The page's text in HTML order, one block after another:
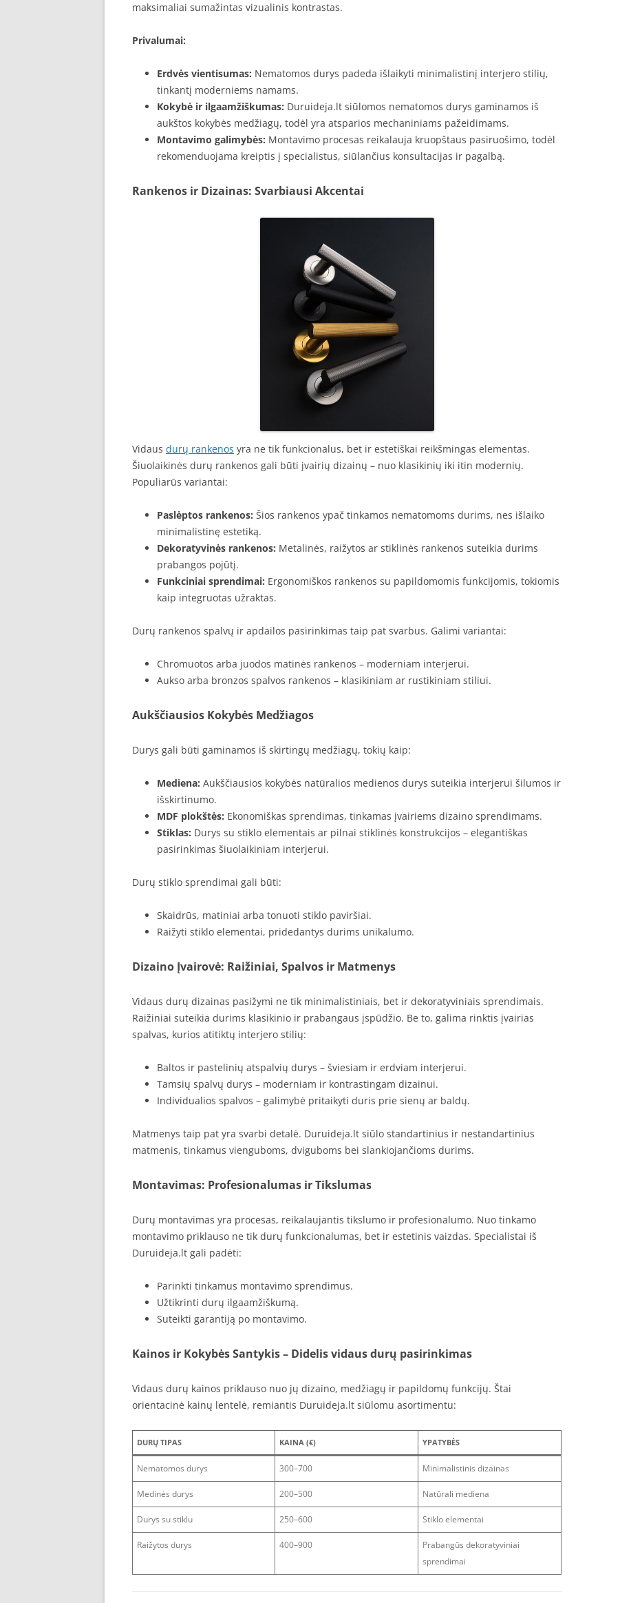
maksimaliai sumažintas vizualinis kontrastas.
Privalumai:
Erdvės vientisumas: Nematomos durys padeda išlaikyti minimalistinį interjero stilių,
tinkantį moderniems namams.
Kokybė ir ilgaamžiškumas: Duruideja.lt siūlomos nematomos durys gaminamos iš
aukštos kokybės medžiagų, todėl yra atsparios mechaniniams pažeidimams.
Montavimo galimybės: Montavimo procesas reikalauja kruopštaus pasiruošimo, todėl
rekomenduojama kreiptis į specialistus, siūlančius konsultacijas ir pagalbą.
Rankenos ir Dizainas: Svarbiausi Akcentai
Vidaus durų rankenos yra ne tik funkcionalus, bet ir estetiškai reikšmingas elementas.
Šiuolaikinės durų rankenos gali būti įvairių dizainų – nuo klasikinių iki itin modernių.
Populiarūs variantai:
Paslėptos rankenos: Šios rankenos ypač tinkamos nematomoms durims, nes išlaiko
minimalistinę estetiką.
Dekoratyvinės rankenos: Metalinės, raižytos ar stiklinės rankenos suteikia durims
prabangos pojūtį.
Funkciniai sprendimai: Ergonomiškos rankenos su papildomomis funkcijomis, tokiomis
kaip integruotas užraktas.
Durų rankenos spalvų ir apdailos pasirinkimas taip pat svarbus. Galimi variantai:
Chromuotos arba juodos matinės rankenos – moderniam interjerui.
Aukso arba bronzos spalvos rankenos – klasikiniam ar rustikiniam stiliui.
Aukščiausios Kokybės Medžiagos
Durys gali būti gaminamos iš skirtingų medžiagų, tokių kaip:
Mediena: Aukščiausios kokybės natūralios medienos durys suteikia interjerui šilumos ir
išskirtinumo.
MDF plokštės: Ekonomiškas sprendimas, tinkamas įvairiems dizaino sprendimams.
Stiklas: Durys su stiklo elementais ar pilnai stiklinės konstrukcijos – elegantiškas
pasirinkimas šiuolaikiniam interjerui.
Durų stiklo sprendimai gali būti:
Skaidrūs, matiniai arba tonuoti stiklo paviršiai.
Raižyti stiklo elementai, pridedantys durims unikalumo.
Dizaino Įvairovė: Raižiniai, Spalvos ir Matmenys
Vidaus durų dizainas pasižymi ne tik minimalistiniais, bet ir dekoratyviniais sprendimais.
Raižiniai suteikia durims klasikinio ir prabangaus įspūdžio. Be to, galima rinktis įvairias
spalvas, kurios atitiktų interjero stilių:
Baltos ir pastelinių atspalvių durys – šviesiam ir erdviam interjerui.
Tamsių spalvų durys – moderniam ir kontrastingam dizainui.
Individualios spalvos – galimybė pritaikyti duris prie sienų ar baldų.
Matmenys taip pat yra svarbi detalė. Duruideja.lt siūlo standartinius ir nestandartinius
matmenis, tinkamus vienguboms, dviguboms bei slankiojančioms durims.
Montavimas: Profesionalumas ir Tikslumas
Durų montavimas yra procesas, reikalaujantis tikslumo ir profesionalumo. Nuo tinkamo
montavimo priklauso ne tik durų funkcionalumas, bet ir estetinis vaizdas. Specialistai iš
Duruideja.lt gali padėti:
Parinkti tinkamus montavimo sprendimus.
Užtikrinti durų ilgaamžiškumą.
Suteikti garantiją po montavimo.
Kainos ir Kokybės Santykis – Didelis vidaus durų pasirinkimas
Vidaus durų kainos priklauso nuo jų dizaino, medžiagų ir papildomų funkcijų. Štai
orientacinė kainų lentelė, remiantis Duruideja.lt siūlomu asortimentu:
DURŲ TIPAS KAINA (€) YPATYBĖS
Nematomos durys 300–700 Minimalistinis dizainas
Medinės durys 200–500 Natūrali mediena
Durys su stiklu 250–600 Stiklo elementai
Raižytos durys 400–900
Prabangūs dekoratyviniai
sprendimai